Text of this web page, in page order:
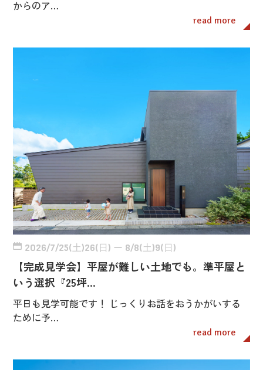
からのア…
read more
2026/7/25(土)26(日) ー 8/8(土)9(日)
【完成見学会】平屋が難しい土地でも。準平屋と
いう選択『25坪…
平日も見学可能です！ じっくりお話をおうかがいする
ために予…
read more